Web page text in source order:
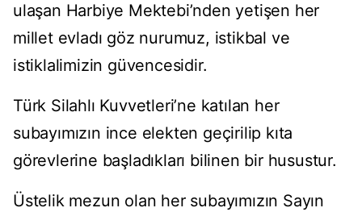
ulaşan Harbiye Mektebi’nden yetişen her
millet evladı göz nurumuz, istikbal ve
istiklalimizin güvencesidir.
Türk Silahlı Kuvvetleri’ne katılan her
subayımızın ince elekten geçirilip kıta
görevlerine başladıkları bilinen bir husustur.
Üstelik mezun olan her subayımızın Sayın